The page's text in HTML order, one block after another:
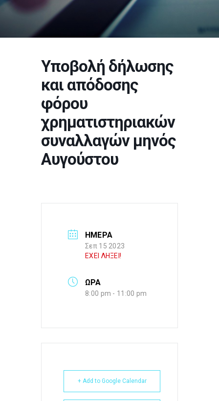
Υποβολή δήλωσης
και απόδοσης
φόρου
χρηματιστηριακών
συναλλαγών μηνός
Αυγούστου
ΗΜΕΡΑ
Σεπ 15 2023
ΕΧΕΙ ΛΗΞΕΙ!
ΩΡΑ
8:00 pm - 11:00 pm
+ Add to Google Calendar